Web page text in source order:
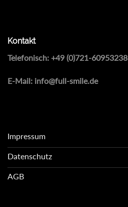
Kontakt
Telefonisch: +49 (0)721-60953238
E-Mail: info@full-smile.de
Impressum
Datenschutz
AGB